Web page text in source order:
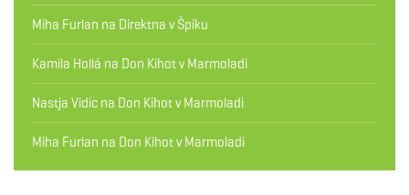
Miha Furlan na Direktna v Špiku
Kamila Hollá na Don Kihot v Marmoladi
Nastja Vidic na Don Kihot v Marmoladi
Miha Furlan na Don Kihot v Marmoladi